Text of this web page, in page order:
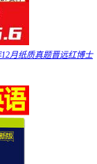
月纸质真题晋远红博士